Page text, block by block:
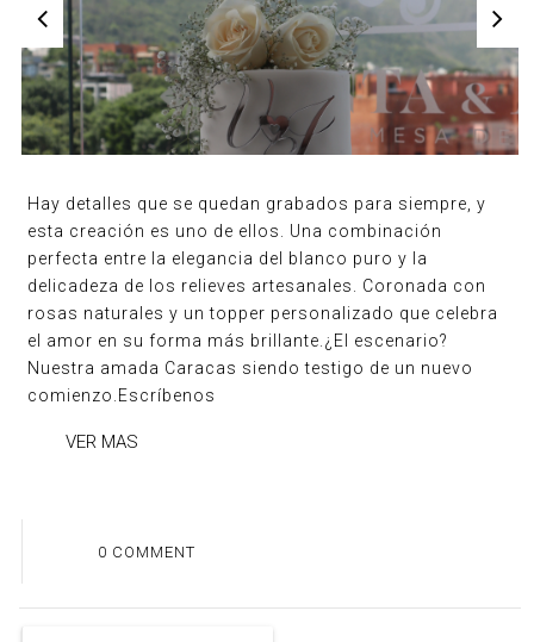
Hay detalles que se quedan grabados para siempre, y
esta creación es uno de ellos. Una combinación
perfecta entre la elegancia del blanco puro y la
delicadeza de los relieves artesanales. Coronada con
rosas naturales y un topper personalizado que celebra
el amor en su forma más brillante.¿El escenario?
Nuestra amada Caracas siendo testigo de un nuevo
comienzo.Escríbenos
VER MAS
0 COMMENT